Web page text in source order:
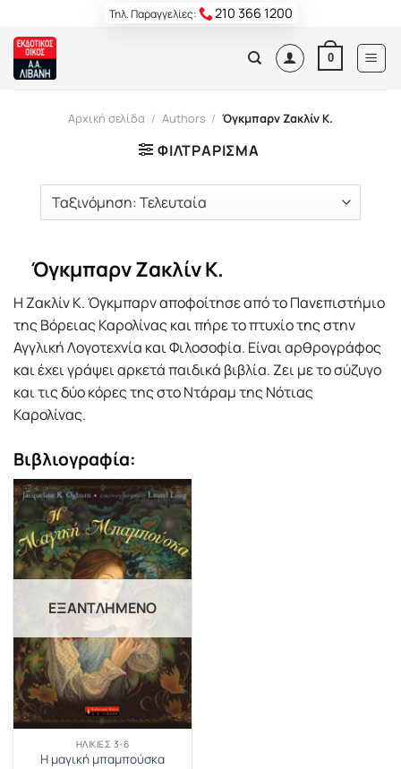
content
Τηλ. Παραγγελίες: 210 366 1200
0
Αρχική σελίδα / Authors / Όγκμπαρν Ζακλίν Κ.
ΦΙΛΤΡΆΡΙΣΜΑ
Όγκμπαρν Ζακλίν Κ.
Η Ζακλίν Κ. Όγκμπαρν αποφοίτησε από το Πανεπιστήμιο
της Βόρειας Καρολίνας και πήρε το πτυχίο της στην
Αγγλική Λογοτεχνία και Φιλοσοφία. Είναι αρθρογράφος
και έχει γράψει αρκετά παιδικά βιβλία. Ζει με το σύζυγο
και τις δύο κόρες της στο Ντάραμ της Νότιας
Καρολίνας.
Βιβλιογραφία:
ΕΞΑΝΤΛΗΜΈΝΟ
ΗΛΙΚΊΕΣ 3-6
Η μαγική μπαμπούσκα